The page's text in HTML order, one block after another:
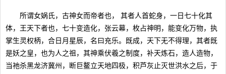
所谓女娲氏，古神女而帝者也， 其者人首蛇身，一日七十化其
体，王天下者也，七十变造化，张云幕，枚占神明，能变化万物，执
掌生灵权柄，合日月星辰，名曰充乐。既成，天下无不得理，其者既
是妖之皇，也为人之祖，其神乘伏羲之制度，补天炼石，造人造物，
当祂杀黑龙济冀州，断巨鳌立天地四极，积芦灰止灭世洪水之后，于